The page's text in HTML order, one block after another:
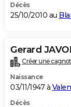
Décès
25/10/2010 au
Gerard
Créer une
Naissance
03/11/1947 à
Décès